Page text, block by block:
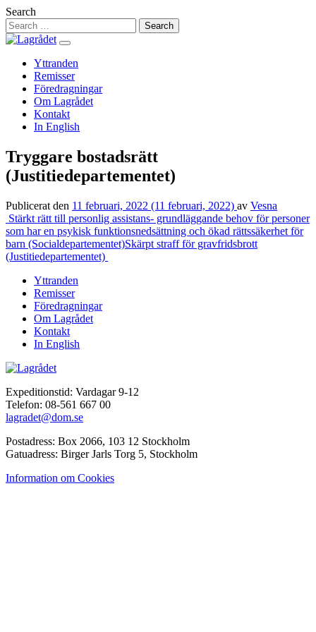
Hoppa
till
innehåll
Search
Yttranden
Remisser
Föredragningar
Om Lagrådet
Kontakt
In English
Tryggare bostadsrätt
(Justitiedepartementet)
Publicerat den 11 februari, 2022 (11 februari, 2022) av Vesna
Inläggsnavigering
Stärkt rätt till personlig assistans- grundläggande behov för personer
som har en psykisk funktionsnedsättning och ökad rättssäkerhet för
barn (Socialdepartementet)Skärpt straff för gravfridsbrott
(Justitiedepartementet)
Yttranden
Remisser
Föredragningar
Om Lagrådet
Kontakt
In English
Expeditionstid: Vardagar 9-12
Telefon: 08-561 667 00
lagradet@dom.se
Postadress: Box 2066, 103 12 Stockholm
Gatuadress: Birger Jarls Torg 5, Stockholm
Information om Cookies